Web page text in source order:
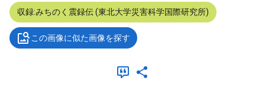
収録:みちのく震録伝 (東北大学災害科学国際研究所)
この画像に似た画像を探す